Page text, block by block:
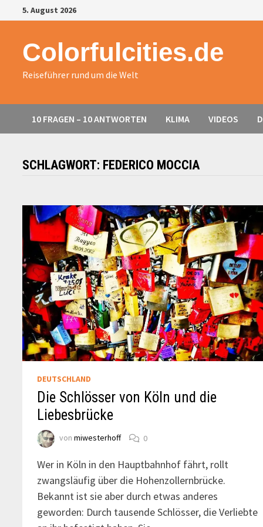
Zurück
zum
5. August 2026
Colorfulcities.de
Reiseführer rund um die Welt
10 FRAGEN – 10 ANTWORTEN KLIMA VIDEOS
SCHLAGWORT: FEDERICO MOCCIA
DEUTSCHLAND
Die Schlösser von Köln und die
Liebesbrücke
vonmiwesterhoff 0
Wer in Köln in den Hauptbahnhof fährt, rollt
zwangsläufig über die Hohenzollernbrücke.
Bekannt ist sie aber durch etwas anderes
geworden: Durch tausende Schlösser, die Verliebte